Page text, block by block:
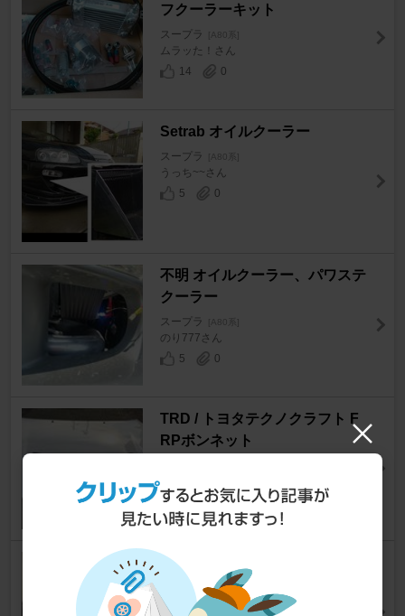
フクーラーキット
スープラ [A80系]
ムラッた！さん
14
0
Setrab オイルクーラー
スープラ [A80系]
うっち~~さん
5
0
不明 オイルクーラー、パワステ
クーラー
スープラ [A80系]
のり777さん
5
0
TRD / トヨタテクノクラフト F
RPボンネット
つぼ氏さん
30
KYO-EI / 協永産業 KicS Racing
gear ヘプタゴンナット 極限
スープラ [A80系]